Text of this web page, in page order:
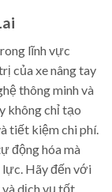
lĩnh vực
của xe nâng tay
thông minh và
không chỉ tạo
tiết kiệm chi phí.
động hóa mà
lực. Hãy đến với
dịch vụ tốt